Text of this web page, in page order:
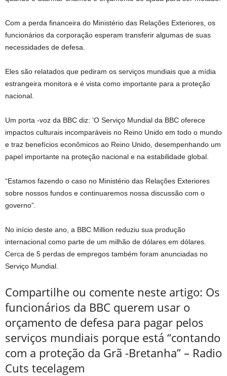
Com a perda financeira do Ministério das Relações Exteriores, os
funcionários da corporação esperam transferir algumas de suas
necessidades de defesa.
Eles são relatados que pediram os serviços mundiais que a mídia
estrangeira monitora e é vista como importante para a proteção
nacional.
Um porta -voz da BBC diz: ‘O Serviço Mundial da BBC oferece
impactos culturais incomparáveis ​​no Reino Unido em todo o mundo
e traz benefícios econômicos ao Reino Unido, desempenhando um
papel importante na proteção nacional e na estabilidade global.
“Estamos fazendo o caso no Ministério das Relações Exteriores
sobre nossos fundos e continuaremos nossa discussão com o
governo”.
No início deste ano, a BBC Million reduziu sua produção
internacional como parte de um milhão de dólares em dólares.
Cerca de 5 perdas de empregos também foram anunciadas no
Serviço Mundial.
Compartilhe ou comente neste artigo: Os
funcionários da BBC querem usar o
orçamento de defesa para pagar pelos
serviços mundiais porque está “contando
com a proteção da Grã -Bretanha” – Radio
Cuts tecelagem